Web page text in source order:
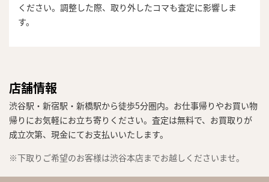
ください。調整した際、取り外したコマも査定に影響しま
す。
店舗情報
渋谷駅・新宿駅・新橋駅から徒歩5分圏内。お仕事帰りやお買い物
帰りにお気軽にお立ち寄りください。査定は無料で、お買取りが
成立次第、現金にてお支払いいたします。
※下取りご希望のお客様は渋谷本店までお越しくださいませ。